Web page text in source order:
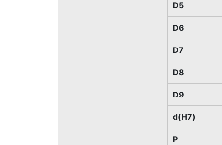
D5
D6
D7
D8
D9
d(H7)
P